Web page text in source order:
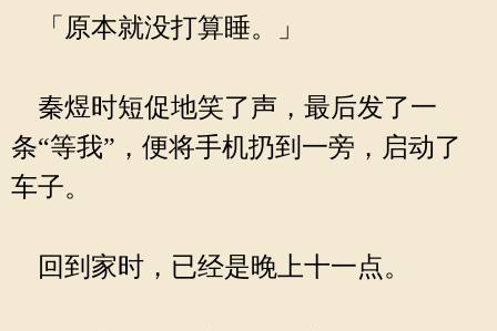
「原本就没打算睡。」
秦煜时短促地笑了声，最后发了一
条“等我”，便将手机扔到一旁，启动了
车子。
回到家时，已经是晚上十一点。